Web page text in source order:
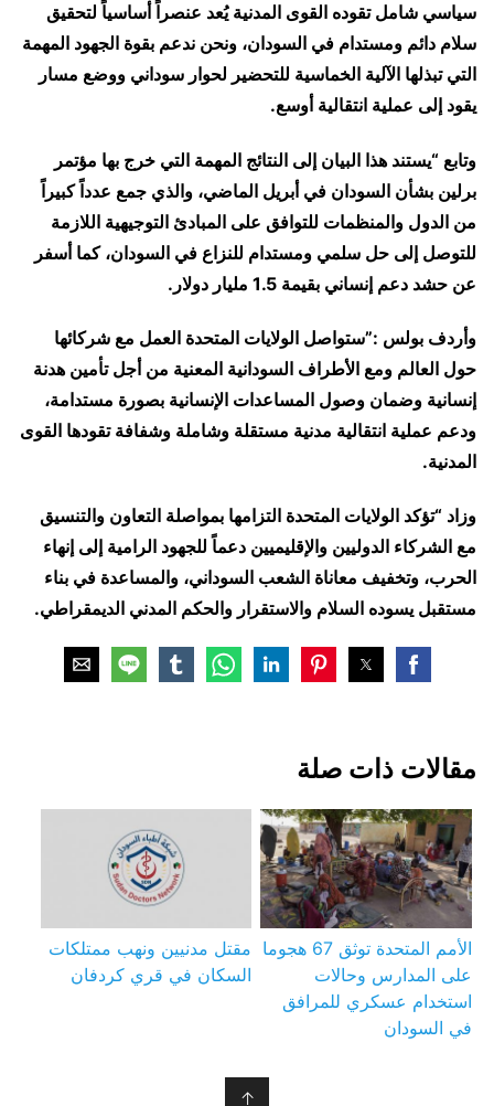
سياسي شامل تقوده القوى المدنية يُعد عنصراً أساسياً لتحقيق
سلام دائم ومستدام في السودان، ونحن ندعم بقوة الجهود المهمة
التي تبذلها الآلية الخماسية للتحضير لحوار سوداني ووضع مسار
يقود إلى عملية انتقالية أوسع.
وتابع “يستند هذا البيان إلى النتائج المهمة التي خرج بها مؤتمر
برلين بشأن السودان في أبريل الماضي، والذي جمع عدداً كبيراً
من الدول والمنظمات للتوافق على المبادئ التوجيهية اللازمة
للتوصل إلى حل سلمي ومستدام للنزاع في السودان، كما أسفر
عن حشد دعم إنساني بقيمة 1.5 مليار دولار.
وأردف بولس :”ستواصل الولايات المتحدة العمل مع شركائها
حول العالم ومع الأطراف السودانية المعنية من أجل تأمين هدنة
إنسانية وضمان وصول المساعدات الإنسانية بصورة مستدامة،
ودعم عملية انتقالية مدنية مستقلة وشاملة وشفافة تقودها القوى
المدنية.
وزاد “تؤكد الولايات المتحدة التزامها بمواصلة التعاون والتنسيق
مع الشركاء الدوليين والإقليميين دعماً للجهود الرامية إلى إنهاء
الحرب، وتخفيف معاناة الشعب السوداني، والمساعدة في بناء
مستقبل يسوده السلام والاستقرار والحكم المدني الديمقراطي.
مقالات ذات صلة
الأمم المتحدة توثق 67 هجوما
على المدارس وحالات
استخدام عسكري للمرافق
في السودان
مقتل مدنيين ونهب ممتلكات
السكان في قري كردفان
↑